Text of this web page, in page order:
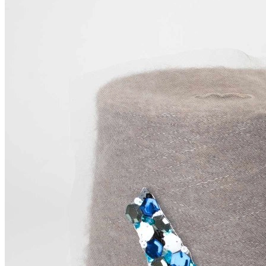
комбинированный
487₽
Купить
Мы используем файлы cookie,
чтобы улучшить работу сайта и предоставить вам
больше возможностей. Также, к сайту подключен сервис
веб аналитики Яндекс Метрика, использующий cookie.